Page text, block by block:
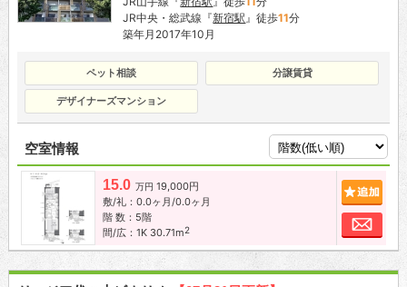
JR中央・総武線『新宿駅 』徒歩11分
築年月2017年10月
ペット相談 分譲賃貸
デザイナーズマンション
空室情報
15.0 万円 19,000円
敷/礼：0.0ヶ月/0.0ヶ月
階 数：5階
間/広：1K 30.71m2
追加
お